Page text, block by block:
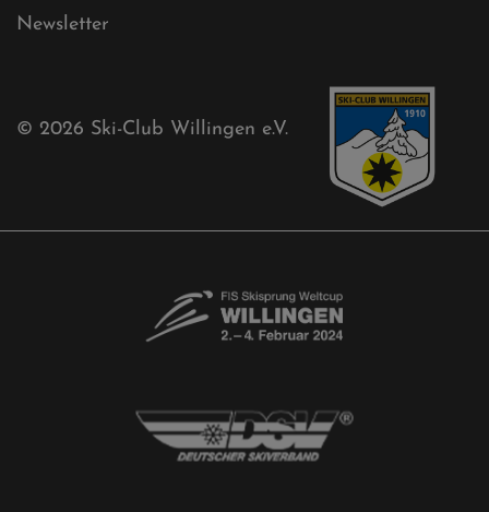
Newsletter
© 2026 Ski-Club Willingen e.V.